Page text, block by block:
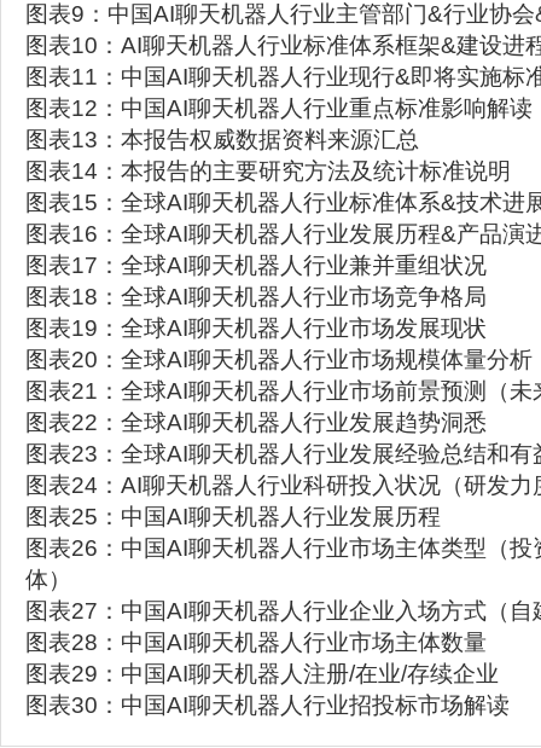
图表9：中国AI聊天机器人行业主管部门&行业协
图表10：AI聊天机器人行业标准体系框架&建设进
图表11：中国AI聊天机器人行业现行&即将实施标
图表12：中国AI聊天机器人行业重点标准影响解读
图表13：本报告权威数据资料来源汇总
图表14：本报告的主要研究方法及统计标准说明
图表15：全球AI聊天机器人行业标准体系&技术进
图表16：全球AI聊天机器人行业发展历程&产品演
图表17：全球AI聊天机器人行业兼并重组状况
图表18：全球AI聊天机器人行业市场竞争格局
图表19：全球AI聊天机器人行业市场发展现状
图表20：全球AI聊天机器人行业市场规模体量分析
图表21：全球AI聊天机器人行业市场前景预测（未
图表22：全球AI聊天机器人行业发展趋势洞悉
图表23：全球AI聊天机器人行业发展经验总结和有
图表24：AI聊天机器人行业科研投入状况（研发力
图表25：中国AI聊天机器人行业发展历程
图表26：中国AI聊天机器人行业市场主体类型（
体）
图表27：中国AI聊天机器人行业企业入场方式（
图表28：中国AI聊天机器人行业市场主体数量
图表29：中国AI聊天机器人注册/在业/存续企业
图表30：中国AI聊天机器人行业招投标市场解读